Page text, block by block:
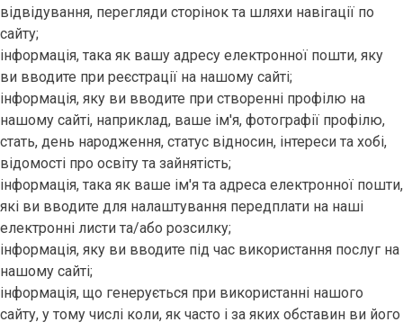
відвідування, перегляди сторінок та шляхи навігації по
сайту;
інформація, така як вашу адресу електронної пошти, яку
ви вводите при реєстрації на нашому сайті;
інформація, яку ви вводите при створенні профілю на
нашому сайті, наприклад, ваше ім'я, фотографії профілю,
стать, день народження, статус відносин, інтереси та хобі,
відомості про освіту та зайнятість;
інформація, така як ваше ім'я та адреса електронної пошти,
які ви вводите для налаштування передплати на наші
електронні листи та/або розсилку;
інформація, яку ви вводите під час використання послуг на
нашому сайті;
інформація, що генерується при використанні нашого
сайту, у тому числі коли, як часто і за яких обставин ви його